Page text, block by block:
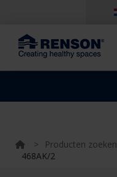
> Producten zoeken
468AK/2